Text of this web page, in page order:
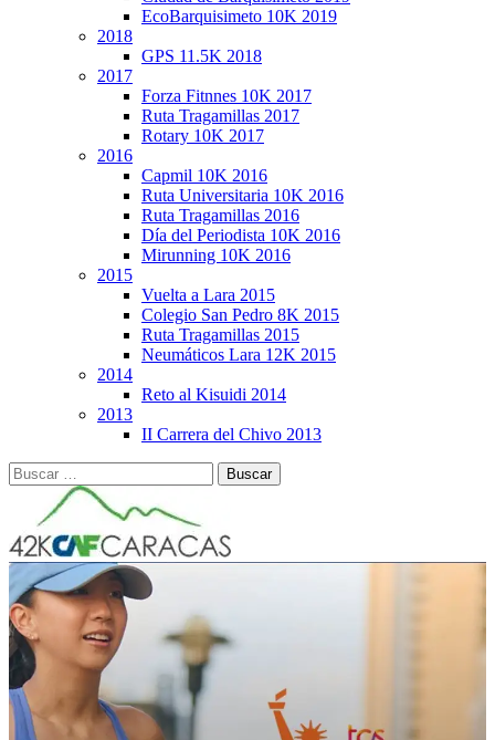
EcoBarquisimeto 10K 2019
2018
GPS 11.5K 2018
2017
Forza Fitnnes 10K 2017
Ruta Tragamillas 2017
Rotary 10K 2017
2016
Capmil 10K 2016
Ruta Universitaria 10K 2016
Ruta Tragamillas 2016
Día del Periodista 10K 2016
Mirunning 10K 2016
2015
Vuelta a Lara 2015
Colegio San Pedro 8K 2015
Ruta Tragamillas 2015
Neumáticos Lara 12K 2015
2014
Reto al Kisuidi 2014
2013
II Carrera del Chivo 2013
Buscar: